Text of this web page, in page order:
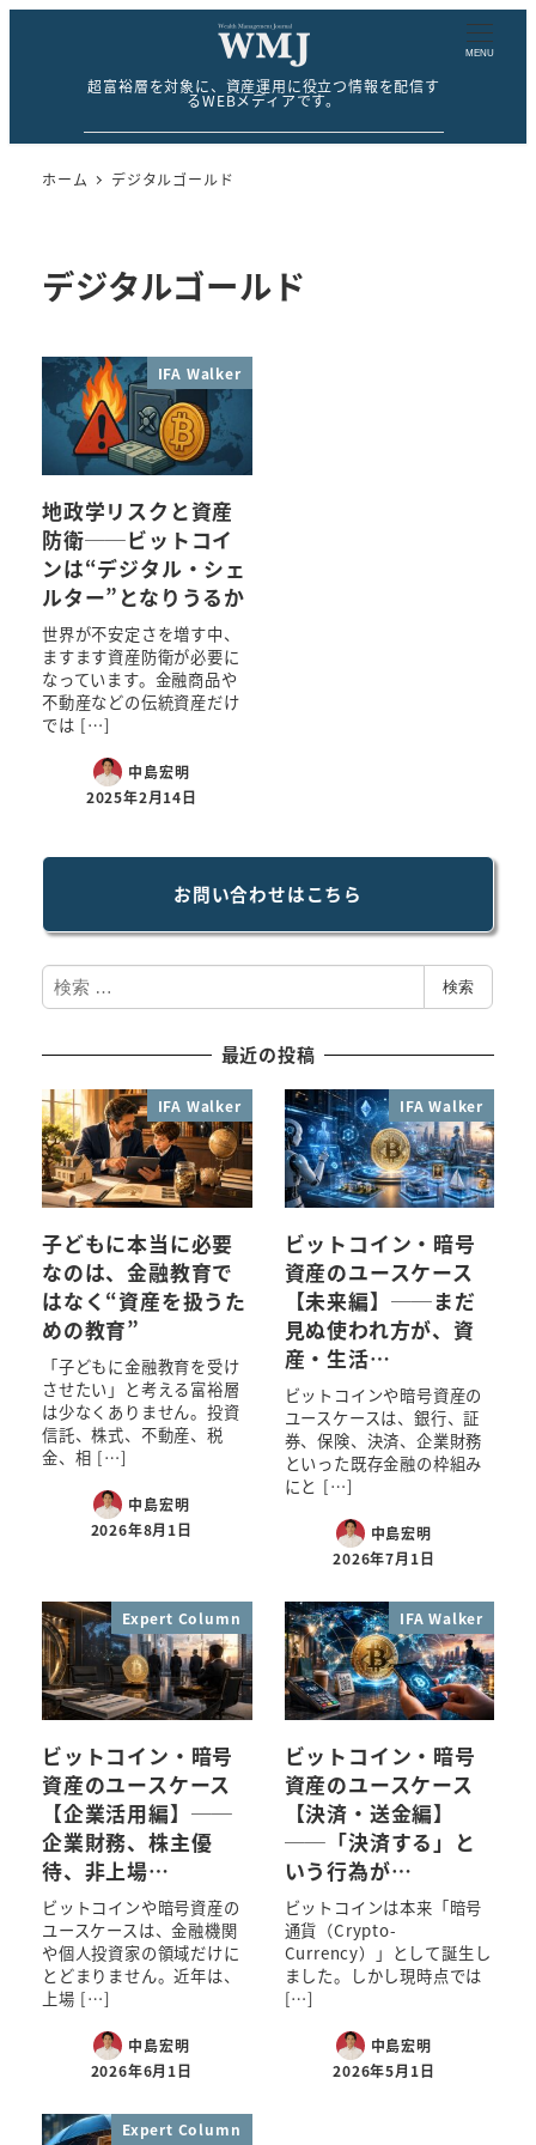
超富裕層を対象に、資産運用に役立つ情報を配信す
るWEBメディアです。
MENU
ホーム デジタルゴールド
デジタルゴールド
IFA Walker
地政学リスクと資産
防衛──ビットコイ
ンは“デジタル・シェ
ルター”となりうるか
世界が不安定さを増す中、
ますます資産防衛が必要に
なっています。金融商品や
不動産などの伝統資産だけ
では […]
中島宏明
2025年2月14日
お問い合わせはこちら
検
索
検索
最近の投稿
IFA Walker
子どもに本当に必要
なのは、金融教育で
はなく“資産を扱うた
めの教育”
「子どもに金融教育を受け
させたい」と考える富裕層
は少なくありません。投資
信託、株式、不動産、税
金、相 […]
中島宏明
2026年8月1日
IFA Walker
ビットコイン・暗号
資産のユースケース
【未来編】──まだ
見ぬ使われ方が、資
産・生活…
ビットコインや暗号資産の
ユースケースは、銀行、証
券、保険、決済、企業財務
といった既存金融の枠組み
にと […]
中島宏明
2026年7月1日
Expert Column
ビットコイン・暗号
資産のユースケース
【企業活用編】──
企業財務、株主優
待、非上場…
ビットコインや暗号資産の
ユースケースは、金融機関
や個人投資家の領域だけに
とどまりません。近年は、
上場 […]
中島宏明
2026年6月1日
IFA Walker
ビットコイン・暗号
資産のユースケース
【決済・送金編】
──「決済する」と
いう行為が…
ビットコインは本来「暗号
通貨（Crypto-
Currency）」として誕生し
ました。しかし現時点では
[…]
中島宏明
2026年5月1日
Expert Column